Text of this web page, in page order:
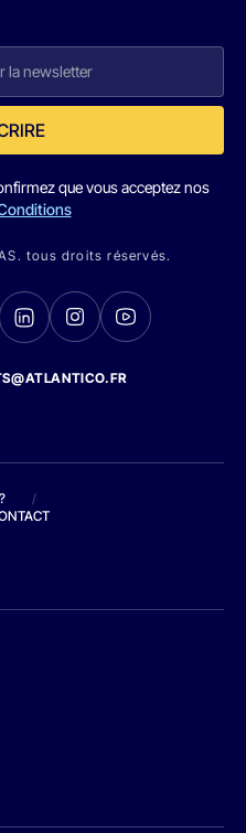
que vous acceptez nos
tous droits réservés.
/